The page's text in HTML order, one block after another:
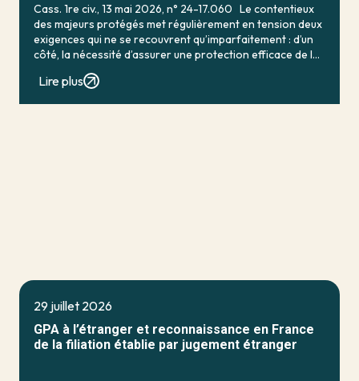
Cass. 1re civ., 13 mai 2026, n° 24-17.060 Le contentieux
des majeurs protégés met régulièrement en tension deux
exigences qui ne se recouvrent qu’imparfaitement : d’un
côté, la nécessité d’assurer une protection efficace de la
Lire plus
29 juillet 2026
GPA à l’étranger et reconnaissance en France
de la filiation établie par jugement étranger